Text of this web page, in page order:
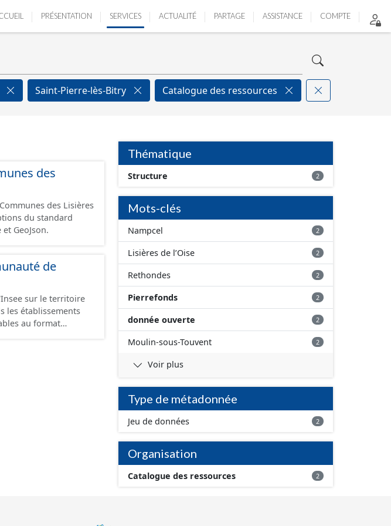
PRÉSENTATION SERVICES ACTUALITÉ PARTAGE ASSISTANCE COMPTE
Saint-Pierre-lès-Bitry Catalogue des ressources
des
des Lisières
du standard
GeoJson.
de
sur le territoire
au format
Thématique
Structure 2
Mots-clés
Nampcel 2
Lisières de l’Oise 2
Rethondes 2
Pierrefonds 2
donnée ouverte 2
Moulin-sous-Touvent 2
Voir plus
Type de métadonnée
Jeu de données 2
Organisation
Catalogue des ressources 2